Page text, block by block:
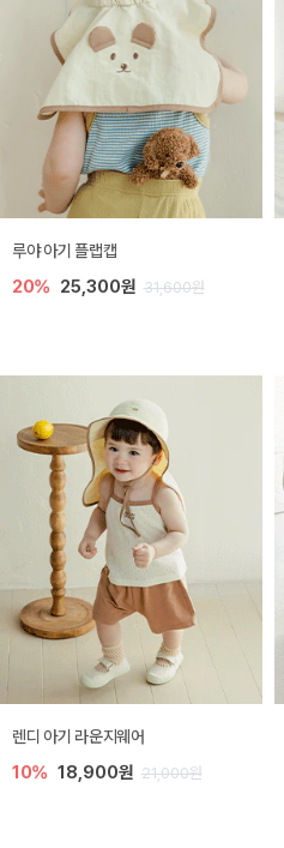
루야 아기 플랩캡
20% 25,300원 31,600원
렌디 아기 라운지웨어
10% 18,900원 21,000원